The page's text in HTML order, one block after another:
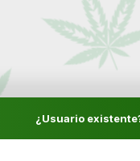
¿Usuario